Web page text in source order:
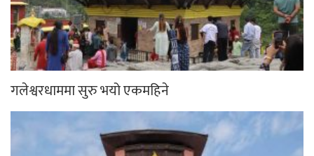
गलेश्वरधाममा सुरु भयो एकमहिने